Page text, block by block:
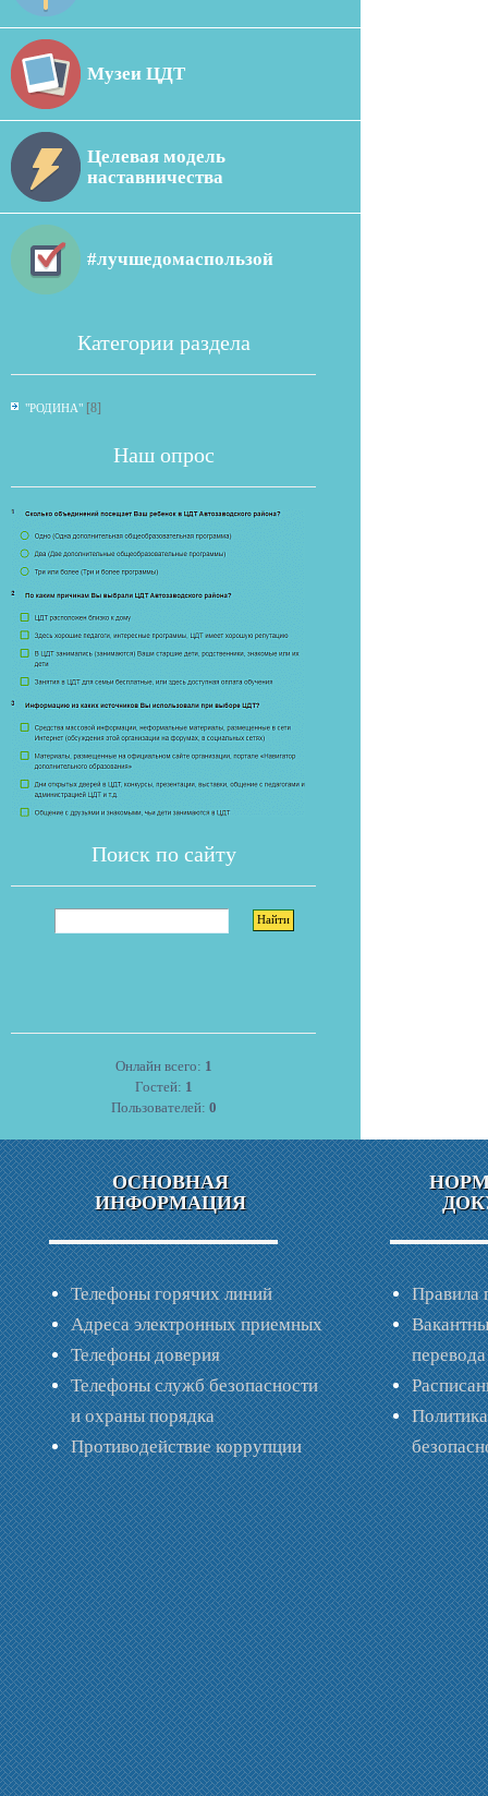
Музеи ЦДТ
Целевая модель
наставничества
#лучшедомаспользой
Категории раздела
"РОДИНА" [8]
Наш опрос
Поиск по сайту
Онлайн всего: 1
Гостей: 1
Пользователей: 0
ОСНОВНАЯ
ИНФОРМАЦИЯ
Телефоны горячих линий
Адреса электронных приемных
Телефоны доверия
Телефоны служб безопасности
и охраны порядка
Противодействие коррупции
Правила
перевода